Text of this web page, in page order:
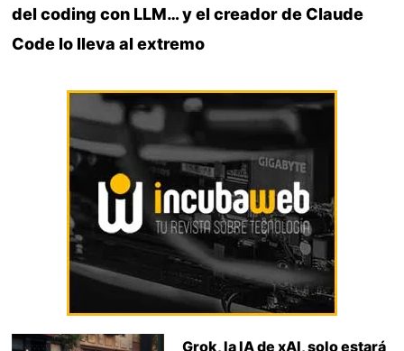
del coding con LLM… y el creador de Claude
Code lo lleva al extremo
Grok, la IA de xAI, solo estará